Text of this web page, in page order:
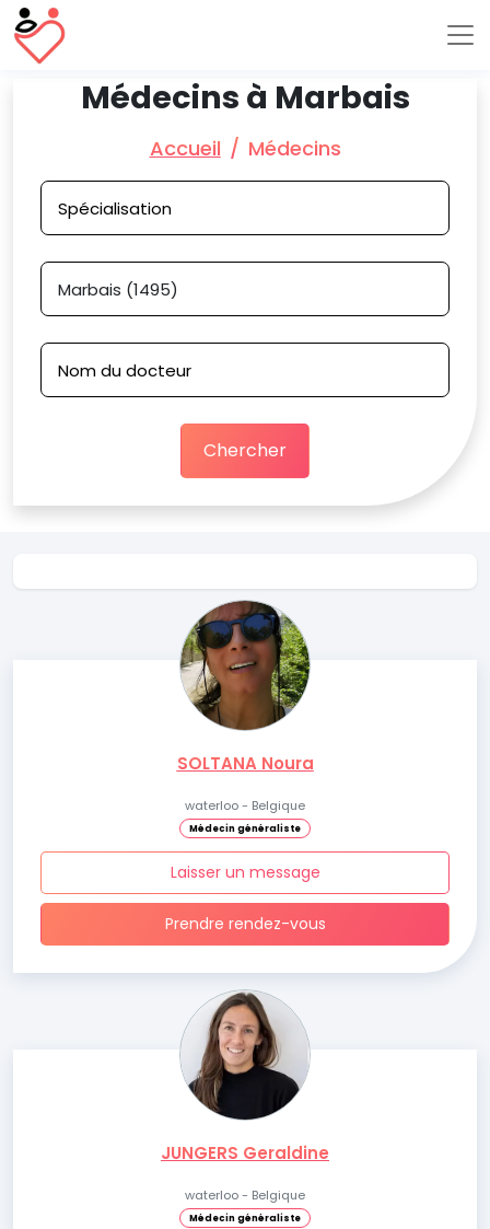
Médecins à Marbais
Accueil Médecins
Chercher
SOLTANA Noura
waterloo - Belgique
Médecin généraliste
Laisser un message
Prendre rendez-vous
JUNGERS Geraldine
waterloo - Belgique
Médecin généraliste